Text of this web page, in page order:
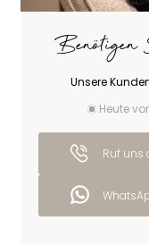
Benötigen
Unsere
Heute
Ruf uns